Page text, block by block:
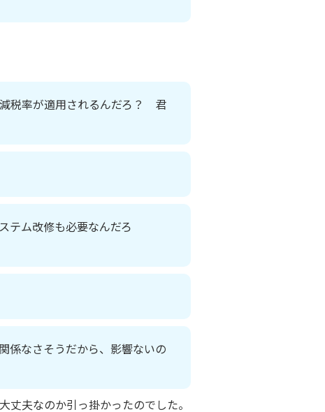
税率が適用されるんだろ？ 君
テム改修も必要なんだろ
係なさそうだから、影響ないの
夫なのか引っ掛かったのでした。